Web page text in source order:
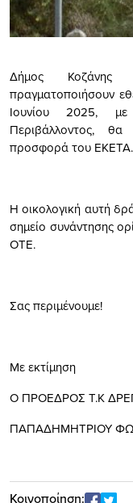
Δήμος Κοζάνης
πραγματοποιήσουν
Ιουνίου 2025,
Περιβάλλοντος,
προσφορά του ΕΚΕΤΑ.
Η οικολογική αυτή
σημείο συνάντησης
ΟΤΕ.
Σας περιμένουμε!
Με εκτίμηση
Ο ΠΡΟΕΔΡΟΣ Τ.Κ
ΠΑΠΑΔΗΜΗΤΡΙΟΥ
Κοινοποίηση: